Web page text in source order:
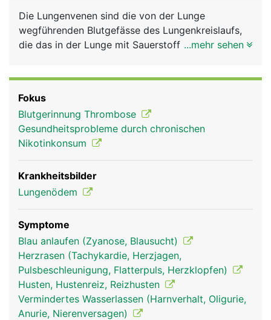
News
Rubriken
Die Lungenvenen sind die von der Lunge
wegführenden Blutgefässe des Lungenkreislaufs,
die das in der Lunge mit Sauerstoff angereicherte
normalerweise die Arterien. Das sauerstoffreiche
Blut aus der Lunge wird über das Herz in die
Arterien des Körperkreislaufs gepumpt.
lungenvenen mann
...mehr sehen
Fokus
Blutgerinnung Thrombose
Gesundheitsprobleme durch chronischen
Nikotinkonsum
Krankheitsbilder
Lungenödem
Symptome
Blau anlaufen (Zyanose, Blausucht)
Herzrasen (Tachykardie, Herzjagen,
Pulsbeschleunigung, Flatterpuls, Herzklopfen)
Husten, Hustenreiz, Reizhusten
Vermindertes Wasserlassen (Harnverhalt, Oligurie,
Anurie, Nierenversagen)